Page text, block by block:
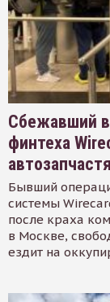
Сбежавший
финтеха
Бывший
системы
после краха
в Москве,
ездит на